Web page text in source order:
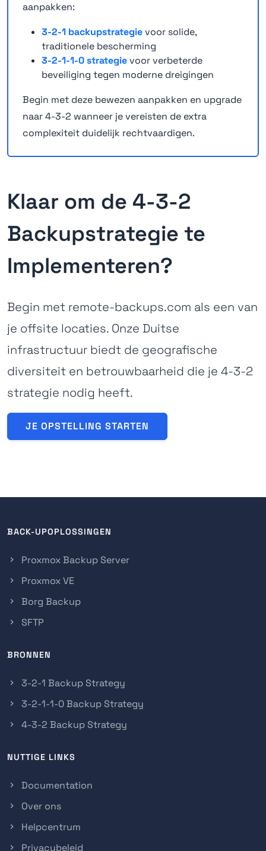
aanpakken:
3-2-1 backupstrategievoor solide,
traditionele bescherming
3-2-1-1-0 strategievoor verbeterde
beveiliging tegen moderne dreigingen
Begin met deze bewezen aanpakken en upgrade
naar 4-3-2 wanneer je vereisten de extra
complexiteit duidelijk rechtvaardigen.
Klaar om de 4-3-2
Backupstrategie te
Implementeren?
Begin met remote-backups.com als een van
je offsite locaties. Onze Duitse
infrastructuur biedt de geografische
diversiteit en betrouwbaarheid die je 4-3-2
strategie nodig heeft.
JE OPSTELLING STARTEN
BACK-UPOPLOSSINGEN
Proxmox Backup Server
Proxmox VE
Borg Backup
SFTP
BRONNEN
3-2-1 Backup Strategy
3-2-1-1-0 Backup Strategy
4-3-2 Backup Strategy
NUTTIGE LINKS
Documentation
Over ons
Helpcentrum
Privacybeleid